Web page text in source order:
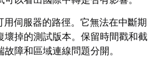
伺服器的路徑。它無法在中斷期
壞掉的測試版本。保留時間戳和截
障和區域連線問題分開。